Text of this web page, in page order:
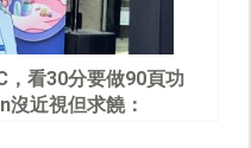
看30分要做90頁功
近視但求饒：